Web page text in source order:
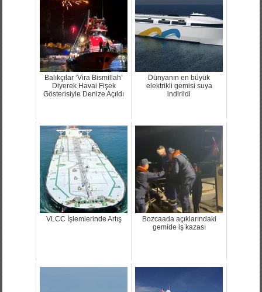
Balıkçılar ‘Vira Bismillah’
Diyerek Havai Fişek
Gösterisiyle Denize Açıldı
Dünyanın en büyük
elektrikli gemisi suya
indirildi
VLCC İşlemlerinde Artış
Bozcaada açıklarındaki
gemide iş kazası